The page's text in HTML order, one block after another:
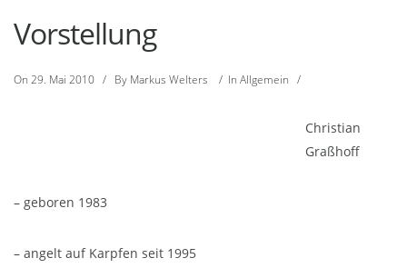
Vorstellung
On 29. Mai 2010 / By Markus Welters / In Allgemein /
Christian
Graßhoff
– geboren 1983
– angelt auf Karpfen seit 1995